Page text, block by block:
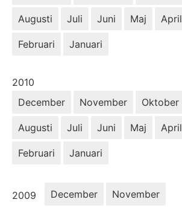
Augusti Juli Juni Maj April
Februari Januari
År:
2010
December
November Oktober
Augusti Juli Juni Maj April
Februari Januari
År:
2009 December November